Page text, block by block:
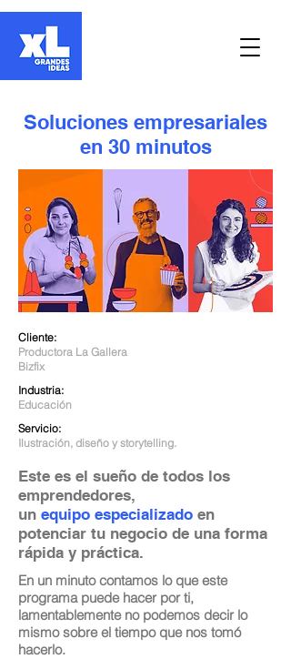
Soluciones empresariales
en 30 minutos
Cliente:
Productora La Gallera
Bizfix
Industria:
Educación
Servicio:
Ilustración, diseño y storytelling.
Este es el sueño de todos los
emprendedores,
un equipo especializado en
potenciar tu negocio de una forma
rápida y práctica.
En un minuto contamos lo que este
programa puede hacer por ti,
lamentablemente no podemos decir lo
mismo sobre el tiempo que nos tomó
hacerlo.